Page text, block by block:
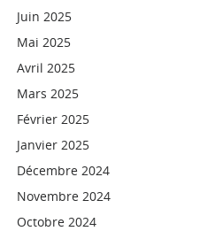
Juin 2025
Mai 2025
Avril 2025
Mars 2025
Février 2025
Janvier 2025
Décembre 2024
Novembre 2024
Octobre 2024